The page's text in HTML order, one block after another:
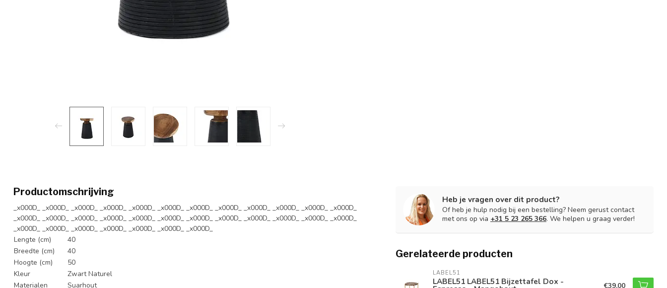
Productomschrijving
_x000D_ _x000D_ _x000D_ _x000D_ _x000D_ _x000D_ _x000D_ _x000D_ _x000D_ _x000D_ _x000D_ _x000D_
_x000D_ _x000D_ _x000D_ _x000D_ _x000D_ _x000D_ _x000D_ _x000D_ _x000D_ _x000D_ _x000D_ _x000D_
_x000D_ _x000D_ _x000D_ _x000D_ _x000D_ _x000D_ _x000D_
Lengte (cm)
40
Breedte (cm)
40
Hoogte (cm)
50
Kleur
Zwart Naturel
Materialen
Suarhout
Heb je vragen over dit product?
Of heb je hulp nodig bij een bestelling? Neem gerust contact
met ons op via +31 5 23 265 366. We helpen u graag verder!
Gerelateerde producten
LABEL51
LABEL51 LABEL51 Bijzettafel Dox - €39,00